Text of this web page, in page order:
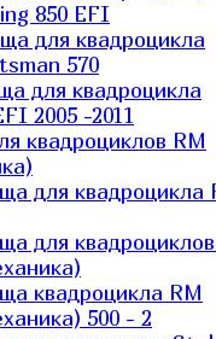
850 EFI
для квадроцикла
570
для квадроцикла
2005 -2011
квадроциклов RM
для квадроцикла
для
квадроцикла RM
500 - 2